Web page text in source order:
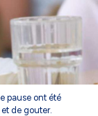
pause ont été
de gouter.